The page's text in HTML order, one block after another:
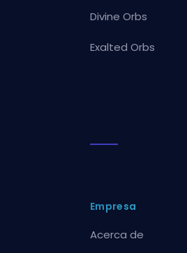
Divine Orbs
Exalted Orbs
Empresa
Acerca de